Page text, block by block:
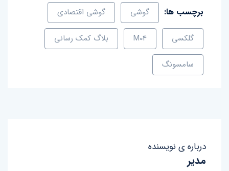
برچسب ها: گوشی گوشی اقتصادی
گلکسی M04 بلاگ کمک رسانی
سامسونگ
درباره ی نویسنده
مدیر